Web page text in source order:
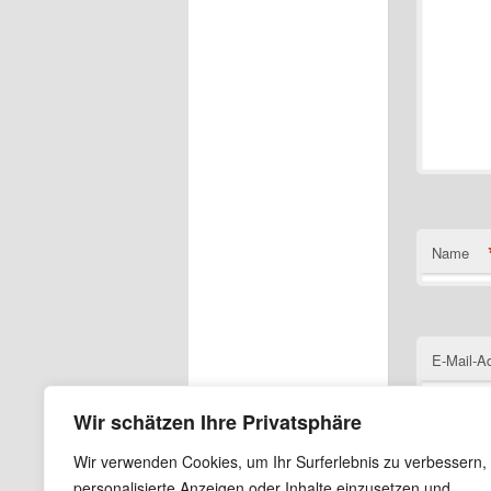
Wir schätzen Ihre Privatsphäre
Wir verwenden Cookies, um Ihr Surferlebnis zu verbessern,
Name
E-Mail-
Website